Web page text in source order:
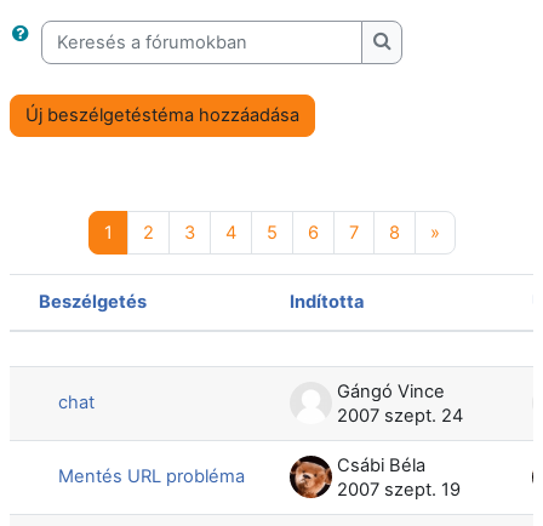
Keresés a fórumokban
Keresés a
Új beszélgetéstéma hozzáadása
1 1 oldal
22 oldal
33 oldal
44 oldal
55 oldal
66 oldal
77 oldal
88 oldal
»Következő
Állapot
Beszélgetés Indította
chat
Gángó Vince
2007 szept. 24
Mentés URL probléma
Csábi Béla
2007 szept. 19